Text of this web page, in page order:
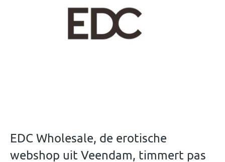
EDC Wholesale, de erotische
webshop uit Veendam, timmert pas